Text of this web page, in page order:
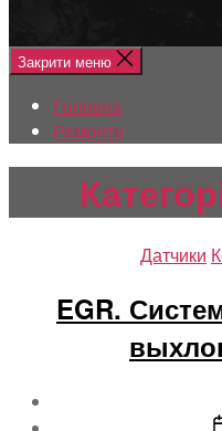
Закрити меню
Головна
Ремонти
Датчики
EGR.